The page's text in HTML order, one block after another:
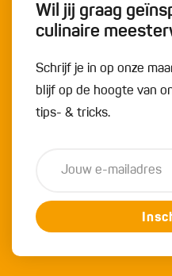
Wil jij graag
culinaire
Schrijf je in op onze
blijf op de hoogte van
tips- & tricks.